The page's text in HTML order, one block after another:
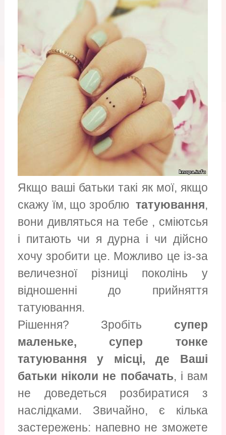
Якщо ваші батьки такі як мої, якщо
скажу їм, що зроблю татуювання,
вони дивляться на тебе , сміютсья
і питають чи я дурна і чи дійсно
хочу зробити це. Можливо це із-за
величезної різниці поколінь у
відношенні до прийняття
татуювання.
Рішення? Зробіть супер
маленьке, супер тонке
татуювання у місці, де Ваші
батьки ніколи не побачать, і вам
не доведеться розбиратися з
наслідками. Звичайно, є кілька
застережень: напевно не зможете